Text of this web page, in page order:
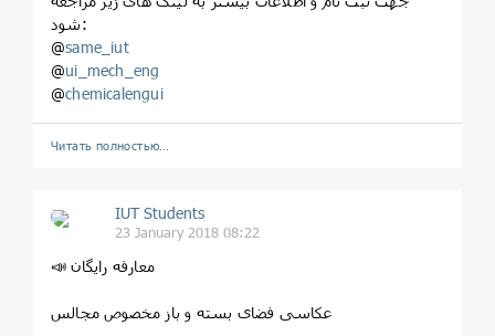
شود:
@same_iut
@ui_mech_eng
@chemicalengui
Читать полностью…
IUT Students
23 January 2018 08:22
📣 معارفه رایگان
عکاسی فضای بسته و باز مخصوص مجالس